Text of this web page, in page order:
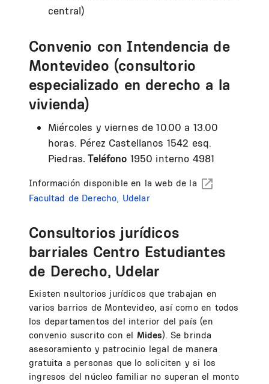
central)
Convenio con Intendencia de
Montevideo (consultorio
especializado en derecho a la
vivienda)
Miércoles y viernes de 10.00 a 13.00
horas. Pérez Castellanos 1542 esq.
Piedras. Teléfono 1950 interno 4981
Información disponible en la web de la
Facultad de Derecho, Udelar
Consultorios jurídicos
barriales Centro Estudiantes
de Derecho, Udelar
Existen nsultorios jurídicos que trabajan en
varios barrios de Montevideo, así como en todos
los departamentos del interior del país (en
convenio suscrito con el Mides). Se brinda
asesoramiento y patrocinio legal de manera
gratuita a personas que lo soliciten y si los
ingresos del núcleo familiar no superan el monto